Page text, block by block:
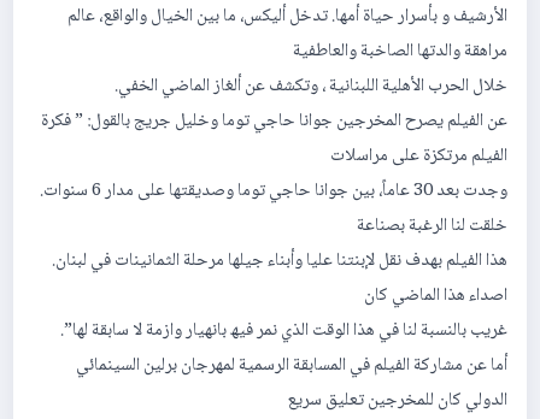
الأرشیف و بأسرار حیاة أمھا. تدخل ألیكس، ما بین الخیال والواقع، عالم
مراھقة والدتھا الصاخبة والعاطفیة
خلال الحرب الأھلیة اللبنانیة ، وتكشف عن ألغاز الماضي الخفي.
عن الفیلم یصرح المخرجین جوانا حاجي توما وخلیل جریج بالقول: ” فكرة
الفیلم مرتكزة على مراسلات
وجدت بعد 30 عاماً، بین جوانا حاجي توما وصدیقتھا على مدار 6 سنوات.
خلقت لنا الرغبة بصناعة
ھذا الفیلم بھدف نقل لإبنتنا علیا وأبناء جیلھا مرحلة الثمانینات في لبنان.
اصداء ھذا الماضي كان
غریب بالنسبة لنا في ھذا الوقت الذي نمر فیھ بانھیار وازمة لا سابقة لھا”.
أما عن مشاركة الفیلم في المسابقة الرسمیة لمھرجان برلین السینمائي
الدولي كان للمخرجین تعلیق سریع